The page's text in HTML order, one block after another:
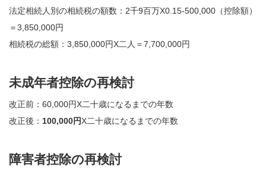
法定相続人別の相続税の額数：2千9百万X0.15‐500,000（控除額）
＝3,850,000円
相続税の総額：3,850,000円X二人＝7,700,000円
未成年者控除の再検討
改正前：60,000円X二十歳になるまでの年数
改正後： 100,000円X二十歳になるまでの年数
障害者控除の再検討